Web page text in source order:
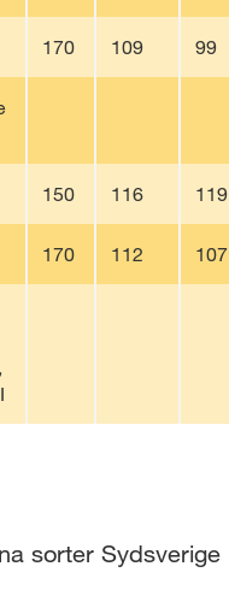
170 109 99
150 116 119
170 112 107
sorter Sydsverige